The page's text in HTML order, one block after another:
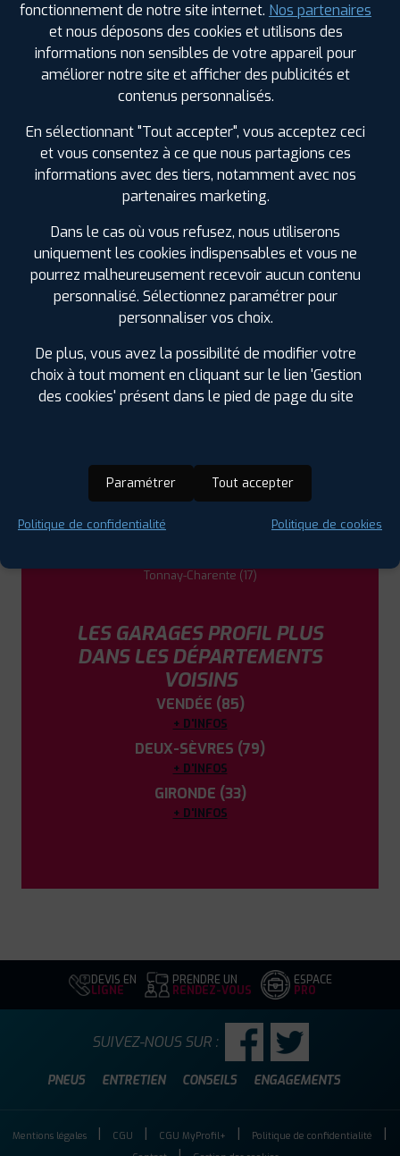
Leaflet © Mapbox©OpenStreetMap
1
PROFIL PLUSSAINTES
7 AVENUE DE GEMOZAC Z I DES CHARRIERS
0546900460
HORAIRES +D'INFOS
LES GARAGES PROFIL PLUS
DANS LES VILLES À PROXIMITÉ
Marennes (17)
Rochefort (17)
Tonnay-Charente (17)
LES GARAGES PROFIL PLUS
DANS LES DÉPARTEMENTS
VOISINS
VENDÉE (85)
+ D'INFOS
DEUX-SÈVRES (79)
+ D'INFOS
GIRONDE (33)
+ D'INFOS
DEVIS EN
LIGNE
PRENDRE UN
RENDEZ-VOUS
ESPACE
PRO
PNEUS ENTRETIEN CONSEILS ENGAGEMENTS
SUIVEZ-NOUS SUR :
Mentions légales CGU CGU MyProfil+
Politique de confidentialité
fonctionnement de notre site internet. Nos partenaires
et nous déposons des cookies et utilisons des
informations non sensibles de votre appareil pour
améliorer notre site et afficher des publicités et
contenus personnalisés.
En sélectionnant "Tout accepter", vous acceptez ceci
et vous consentez à ce que nous partagions ces
informations avec des tiers, notamment avec nos
partenaires marketing.
Dans le cas où vous refusez, nous utiliserons
uniquement les cookies indispensables et vous ne
pourrez malheureusement recevoir aucun contenu
personnalisé. Sélectionnez paramétrer pour
personnaliser vos choix.
De plus, vous avez la possibilité de modifier votre
choix à tout moment en cliquant sur le lien 'Gestion
des cookies' présent dans le pied de page du site
Paramétrer Tout accepter
Politique de confidentialité Politique de cookies